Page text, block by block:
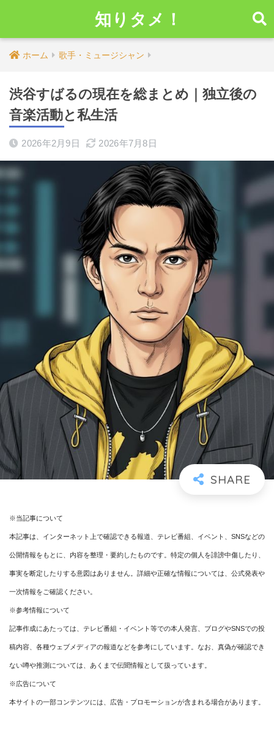
知りタメ！
ホーム 歌手・ミュージシャン
渋谷すばるの現在を総まとめ｜独立後の
音楽活動と私生活
2026年2月9日 2026年7月8日
※当記事について
本記事は、インターネット上で確認できる報道、テレビ番組、イベント、SNSなどの
公開情報をもとに、内容を整理・要約したものです。特定の個人を誹謗中傷したり、
事実を断定したりする意図はありません。詳細や正確な情報については、公式発表や
一次情報をご確認ください。
※参考情報について
記事作成にあたっては、テレビ番組・イベント等での本人発言、ブログやSNSでの投
稿内容、各種ウェブメディアの報道などを参考にしています。なお、真偽が確認でき
ない噂や推測については、あくまで伝聞情報として扱っています。
※広告について
本サイトの一部コンテンツには、広告・プロモーションが含まれる場合があります。